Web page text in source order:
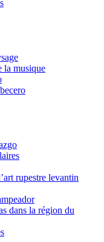
la musique
rupestre levantin
dans la région du